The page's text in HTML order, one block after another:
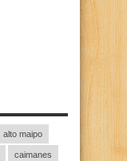
alto maipo
caimanes